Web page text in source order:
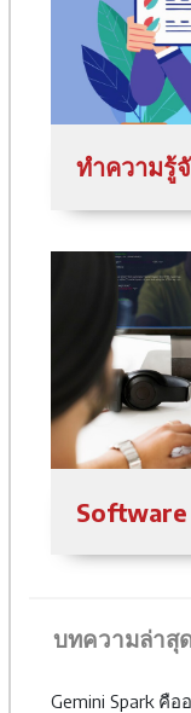
บทความล่าสุ